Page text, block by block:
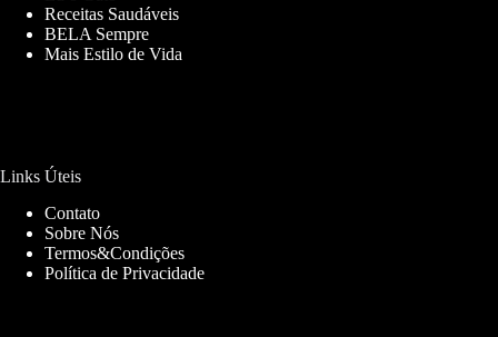
Receitas Saudáveis
BELA Sempre
Mais Estilo de Vida
Links Úteis
Contato
Sobre Nós
Termos&Condições
Política de Privacidade